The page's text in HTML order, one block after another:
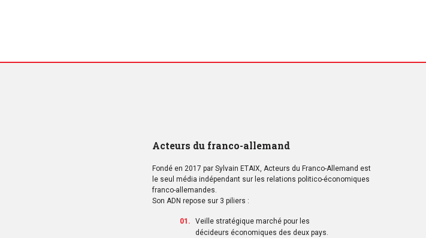
Acteurs du franco-allemand
Fondé en 2017 par Sylvain ETAIX, Acteurs du Franco-Allemand est
le seul média indépendant sur les relations politico-économiques
franco-allemandes.
Son ADN repose sur 3 piliers :
Veille stratégique marché pour les
décideurs économiques des deux pays.